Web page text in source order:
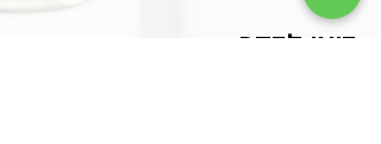
בואו לבקר